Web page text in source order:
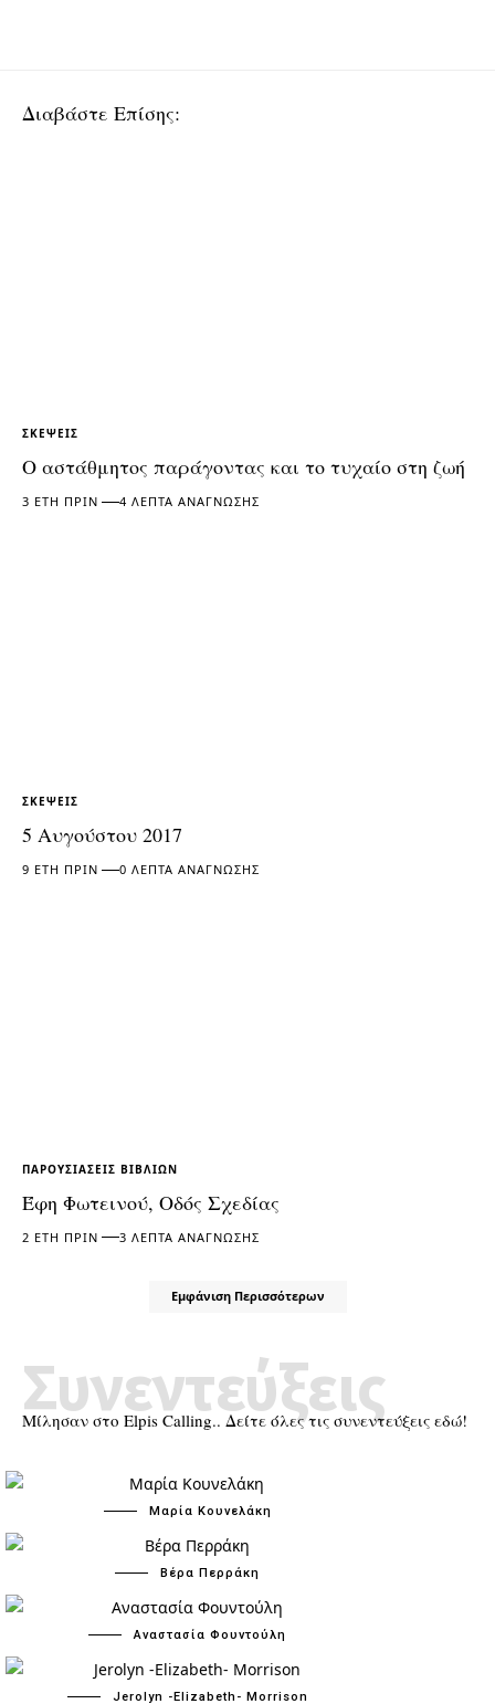
Διαβάστε Επίσης:
ΣΚΈΨΕΙΣ
Ο αστάθμητος παράγοντας και το τυχαίο στη ζωή
3 ΈΤΗ ΠΡΙΝ 4 ΛΕΠΤΆ ΑΝΆΓΝΩΣΗΣ
ΣΚΈΨΕΙΣ
5 Αυγούστου 2017
9 ΈΤΗ ΠΡΙΝ 0 ΛΕΠΤΆ ΑΝΆΓΝΩΣΗΣ
ΠΑΡΟΥΣΙΆΣΕΙΣ ΒΙΒΛΊΩΝ
Έφη Φωτεινού, Οδός Σχεδίας
2 ΈΤΗ ΠΡΙΝ 3 ΛΕΠΤΆ ΑΝΆΓΝΩΣΗΣ
Εμφάνιση Περισσότερων
Μίλησαν στο Elpis Calling.. Δείτε όλες τις συνεντεύξεις εδώ!
Συνεντεύξεις
Μαρία Κουνελάκη
Βέρα Περράκη
Αναστασία Φουντούλη
Jerolyn -Elizabeth- Morrison